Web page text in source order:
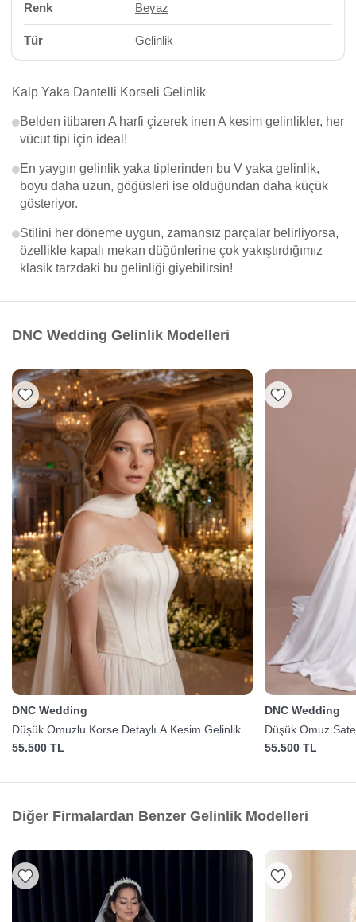
Renk Beyaz
Tür Gelinlik
Kalp Yaka Dantelli Korseli Gelinlik
Belden itibaren A harfi çizerek inen A kesim gelinlikler, her
vücut tipi için ideal!
En yaygın gelinlik yaka tiplerinden bu V yaka gelinlik,
boyu daha uzun, göğüsleri ise olduğundan daha küçük
gösteriyor.
Stilini her döneme uygun, zamansız parçalar belirliyorsa,
özellikle kapalı mekan düğünlerine çok yakıştırdığımız
klasik tarzdaki bu gelinliği giyebilirsin!
DNC Wedding Gelinlik Modelleri
DNC Wedding
Düşük Omuzlu Korse Detaylı A Kesim Gelinlik
55.500 TL
DNC Wedding
Düşük Omuz
55.500 TL
Diğer Firmalardan Benzer Gelinlik Modelleri